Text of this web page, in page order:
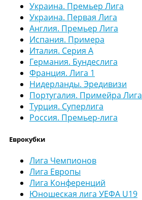
Украина. Премьер Лига
Украина. Первая Лига
Англия. Премьер Лига
Испания. Примера
Италия. Серия А
Германия. Бундеслига
Франция. Лига 1
Нидерланды. Эредивизи
Португалия. Примейра Лига
Турция. Суперлига
Россия. Премьер-лига
Еврокубки
Лига Чемпионов
Лига Европы
Лига Конференций
Юношеская лига УЕФА U19